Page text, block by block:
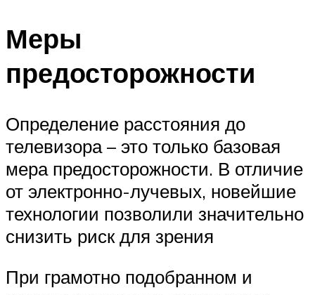
Меры
предосторожности
Определение расстояния до
телевизора – это только базовая
мера предосторожности. В отличие
от электронно-лучевых, новейшие
технологии позволили значительно
снизить риск для зрения
При грамотно подобранном и